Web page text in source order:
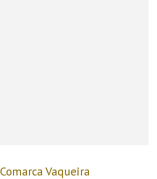
Comarca Vaqueira